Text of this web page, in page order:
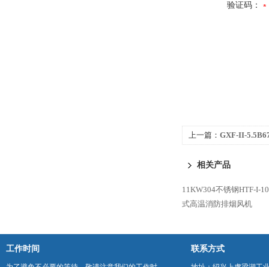
验证码：
上一篇： GXF-II-
相关产品
11KW304不锈钢HTF-I-
式高温消防排烟风机
工作时间 联系方式